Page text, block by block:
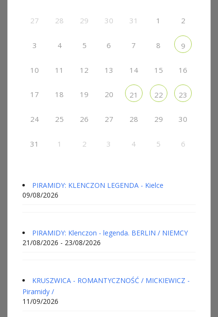
27 28 29 30 31 1 2
3 4 5 6 7 8 9
10 11 12 13 14 15 16
17 18 19 20 21 22 23
24 25 26 27 28 29 30
31 1 2 3 4 5 6
PIRAMIDY: KLENCZON LEGENDA - Kielce
09/08/2026
PIRAMIDY: Klenczon - legenda. BERLIN / NIEMCY
21/08/2026 - 23/08/2026
KRUSZWICA - ROMANTYCZNOŚĆ / MICKIEWICZ -
Piramidy /
11/09/2026